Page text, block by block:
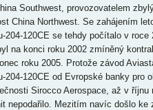
Southwest, provozovatelem
China Northwest. Se zahájením
204-120CE se tehdy počítalo v
na konci roku 2002 zmíněný
roku 2005. Protože závod
204-120CE od Evropské banky pro
Sirocco Aerospace, až v
nepodařilo. Mezitím navíc došlo ke